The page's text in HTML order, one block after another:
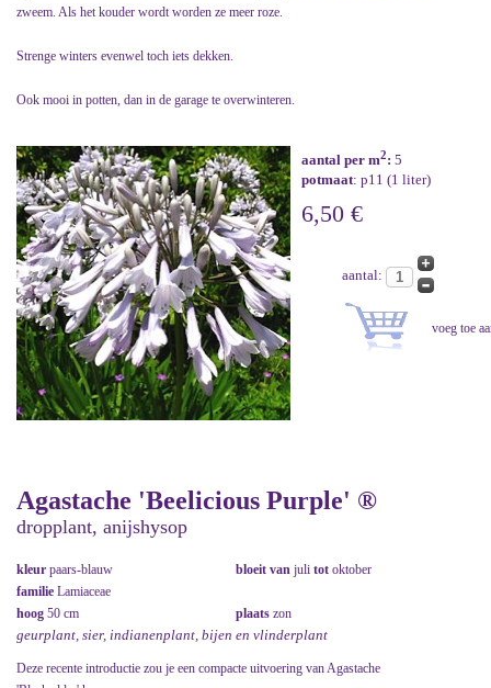
zweem. Als het kouder wordt worden ze meer roze.
Strenge winters evenwel toch iets dekken.
Ook mooi in potten, dan in de garage te overwinteren.
aantal per m2: 5
potmaat: p11 (1 liter)
6,50 €
aantal:
Agastache 'Beelicious Purple' ®
dropplant, anijshysop
kleur paars-blauw bloeit van juli tot oktober
familie Lamiaceae
hoog 50 cm plaats zon
geurplant, sier, indianenplant, bijen en vlinderplant
Deze recente introductie zou je een compacte uitvoering van Agastache